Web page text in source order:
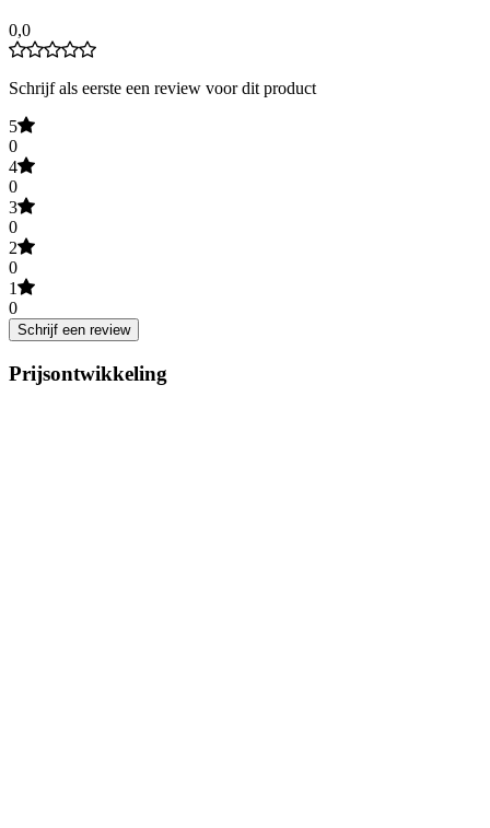
0,0
Schrijf als eerste een review voor dit product
5
0
4
0
3
0
2
0
1
0
Schrijf een review
Prijsontwikkeling